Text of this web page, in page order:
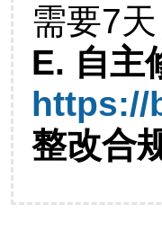
需要7天
E. 自主
https://
整改合